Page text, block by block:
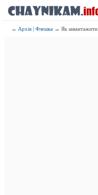
→ Архів | Флешка → Як